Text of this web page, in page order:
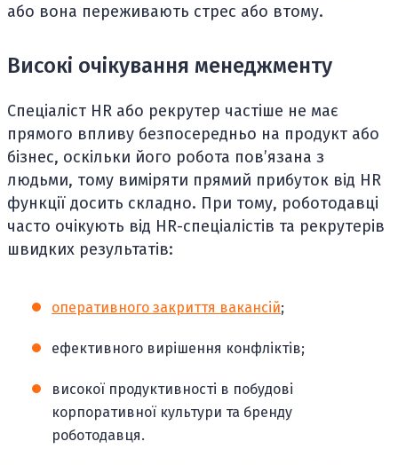
або вона переживають стрес або втому.
Високі очікування менеджменту
Спеціаліст HR або рекрутер частіше не має
прямого впливу безпосередньо на продукт або
бізнес, оскільки його робота повʼязана з
людьми, тому виміряти прямий прибуток від HR
функції досить складно. При тому, роботодавці
часто очікують від HR-спеціалістів та рекрутерів
швидких результатів:
оперативного закриття вакансій;
ефективного вирішення конфліктів;
високої продуктивності в побудові
корпоративної культури та бренду
роботодавця.